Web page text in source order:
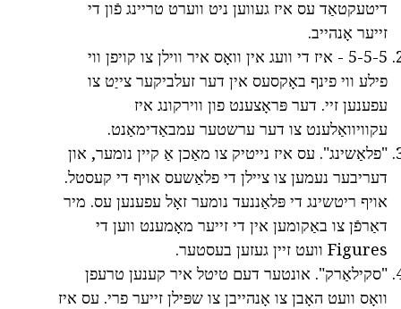
דיטעקטאַד עס איז געווען ניט ווערט טריינג פֿון די
זייער אָנהייב.
5-5-5 - איז די וועג אין וואָס איר ווילן צו קויפן ווי
פילע ווי פינף באָקסעס אין דער זעלביקער צייַט צו
עפענען זיי. דער פּראָצענט פון ווירקונג איז
עקוויוואַלענט צו דער ערשטער עמבאַדימאַנט.
"פלאַשינג". עס איז נייטיק צו מאַכן אַ קיין נומער, און
דעריבער נעמען צו ציילן די פלאַשעס אויף די קעסטל.
אויף ריטשינג די פּלאַננעד נומער זאָל עפענען עס. מיר
דאַרפֿן צו באַקומען אין די זייער מאָמענט ווען די
Figures וועט זיין געזען בעסטער.
"סקילאַרק". אונטער דעם טיטל איר קענען טרעפן
וואָס וועט האָבן צו אָנהייבן צו שפּילן זייער פרי. עס איז